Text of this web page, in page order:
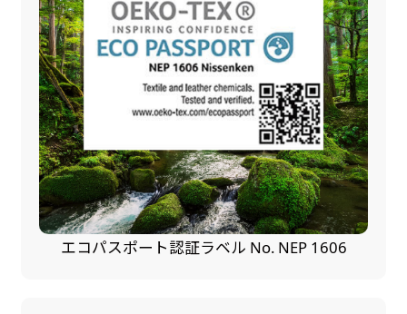
エコパスポート認証ラベル No. NEP 1606